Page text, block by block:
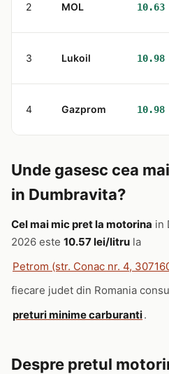
2 MOL
3 Lukoil
4 Gazprom
Unde gasesc cea
in Dumbravita?
Cel mai mic pret la motorina in
2026 este 10.57 lei/litru la
Petrom (str. Conac nr. 4,
fiecare judet din Romania
preturi minime carburanti.
Despre pretul